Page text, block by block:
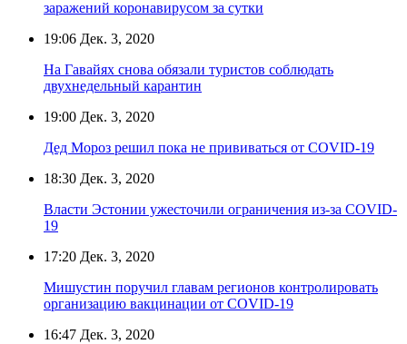
заражений коронавирусом за сутки
19:06 Дек. 3, 2020
На Гавайях снова обязали туристов соблюдать
двухнедельный карантин
19:00 Дек. 3, 2020
Дед Мороз решил пока не прививаться от COVID-19
18:30 Дек. 3, 2020
Власти Эстонии ужесточили ограничения из-за COVID-
19
17:20 Дек. 3, 2020
Мишустин поручил главам регионов контролировать
организацию вакцинации от COVID-19
16:47 Дек. 3, 2020